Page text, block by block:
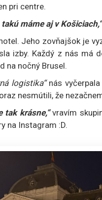
pri centre.
máme aj v Košiciach,“
Jeho zovňajšok je
izby. Každý z nás má
na nočný Brusel.
logistika“nás vyčerpala
nesmútili, že
tak krásne,“ vravím
na Instagram :D.